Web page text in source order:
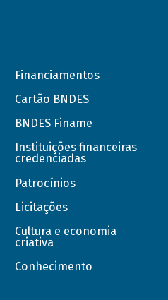
Financiamentos
Cartão BNDES
BNDES Finame
Instituições financeiras
credenciadas
Patrocínios
Licitações
Cultura e economia
criativa
Conhecimento